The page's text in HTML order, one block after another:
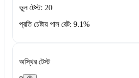
ভুল টেস্ট: 20
প্রতি চেষ্টায় পাস রেট: 9.1%
অস্থির টেস্ট